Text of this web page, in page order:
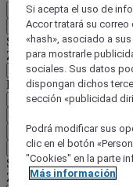
Atrás
Seleccione su país e
Zona geográfica
País / Región - Idioma
EUR (€)
Atrás
Seleccione su moneda a
Zona geográfica
Si acepta el uso de
Accor tratará su
«hash», asociado a
para mostrarle
sociales. Sus datos
dispongan dichos
sección «publicidad
Podrá modificar sus
clic en el botón
"Cookies" en la parte
Más información